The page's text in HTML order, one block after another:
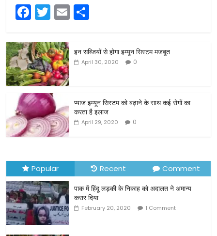
F
a
c
e
b
o
o
k
T
w
itt
er
E
m
ar
e
इन सब्जियों से होगा इम्यून सिस्टम मजबूत
April 30, 2020 0
प्याज इम्यून सिस्टम को बढ़ाने के साथ कई रोगों का
करता है इलाज
April 29, 2020 0
Popular Recent Comment
पाक में हिंदू लड़की के निकाह को अदालत ने अमान्य
करार दिया
February 20, 2020 1 Comment